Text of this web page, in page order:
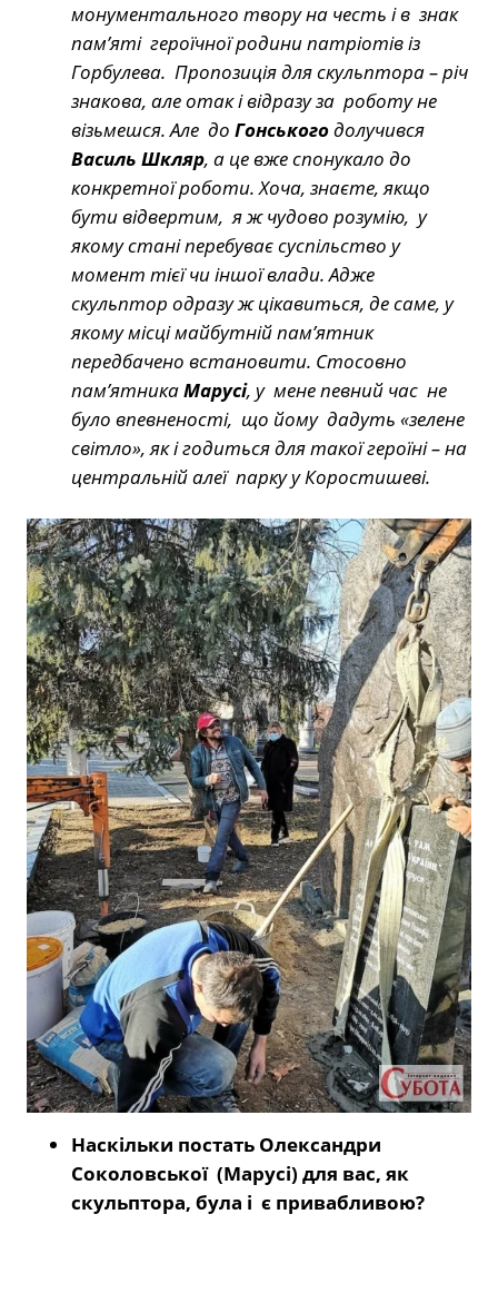
монументального твору на честь і в знак
пам’яті героїчної родини патріотів із
Горбулева. Пропозиція для скульптора – річ
знакова, але отак і відразу за роботу не
візьмешся. Але до Гонськогодолучився
Василь Шкляр, а це вже спонукало до
конкретної роботи. Хоча, знаєте, якщо
бути відвертим, я ж чудово розумію, у
якому стані перебуває суспільство у
момент тієї чи іншої влади. Адже
скульптор одразу ж цікавиться, де саме, у
якому місці майбутній пам’ятник
передбачено встановити. Стосовно
пам’ятникаМарусі, у мене певний час не
було впевненості, що йому дадуть «зелене
світло», як і годиться для такої героїні – на
центральній алеї парку у Коростишеві.
Наскільки постать Олександри
Соколовської (Марусі) для вас, як
скульптора, була і є привабливою?